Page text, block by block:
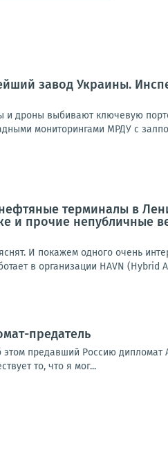
завод Украины.
дроны выбивают ключевую
мониторингами МРДУ с
терминалы в
и прочие непубличные
И покажем одного очень
в организации HAVN (Hybrid
предатель
предавший Россию
то, что я мог...